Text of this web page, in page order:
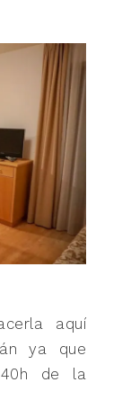
aquí
ya que
de la